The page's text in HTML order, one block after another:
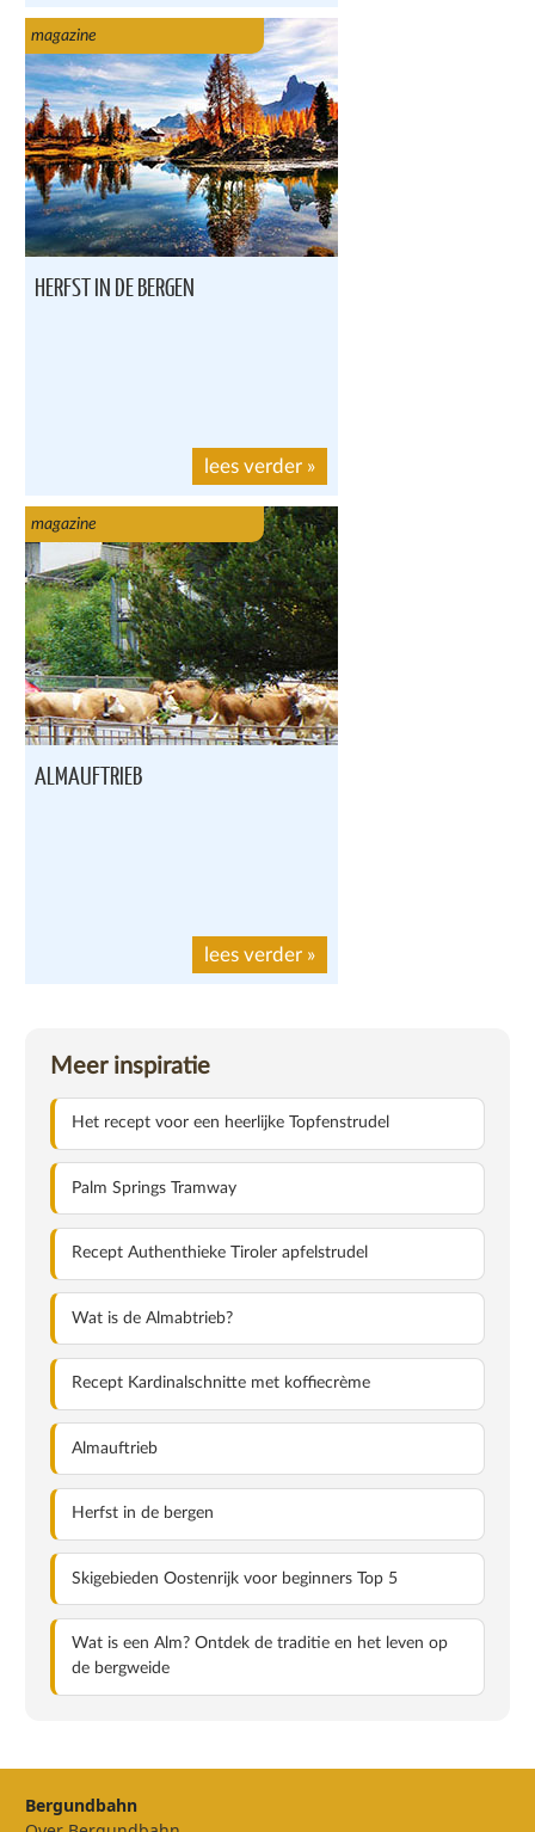
magazine
HERFST IN DE BERGEN
lees verder »
magazine
ALMAUFTRIEB
lees verder »
Meer inspiratie
Het recept voor een heerlijke Topfenstrudel
Palm Springs Tramway
Recept Authenthieke Tiroler apfelstrudel
Wat is de Almabtrieb?
Recept Kardinalschnitte met koffiecrème
Almauftrieb
Herfst in de bergen
Skigebieden Oostenrijk voor beginners Top 5
Wat is een Alm? Ontdek de traditie en het leven op
de bergweide
Bergundbahn